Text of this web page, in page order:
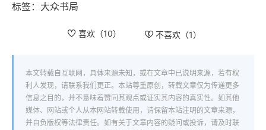
标签： 大众书局
喜欢（10） 不喜欢（1）
本文转载自互联网，具体来源未知，或在文章中已说明来源，若有权
利人发现，请联系我们更正。本站尊重原创，转载文章仅为传递更多
信息之目的，并不意味着赞同其观点或证实其内容的真实性。如其他
媒体、网站或个人从本网站转载使用，请保留本站注明的文章来源，
并自负版权等法律责任。如有关于文章内容的疑问或投诉，请及时联